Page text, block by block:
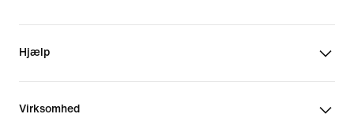
Hjælp
Virksomhed